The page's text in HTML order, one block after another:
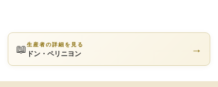
📖生産者の詳細を見る
ドン・ペリニヨン →